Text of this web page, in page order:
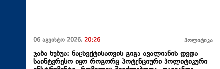
06 აგვისტო 2026, 20:26 პოლიტიკა
ჯაბა ხუბუა: ნაცსექტისათვის გიგა ავალიანის დედა
საინტერესო იყო როგორც პოტენციური პოლიტიკური